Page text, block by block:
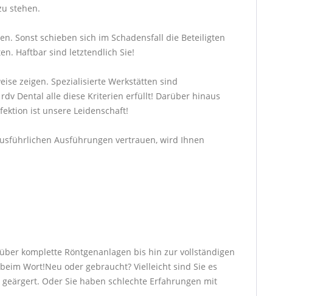
stehen.
Sonst schieben sich im Schadensfall die Beteiligten
Haftbar sind letztendlich Sie!
zeigen. Spezialisierte Werkstätten sind
Dental alle diese Kriterien erfüllt! Darüber hinaus
ist unsere Leidenschaft!
Ausführungen vertrauen, wird Ihnen
komplette Röntgenanlagen bis hin zur vollständigen
Wort!Neu oder gebraucht? Vielleicht sind Sie es
Oder Sie haben schlechte Erfahrungen mit